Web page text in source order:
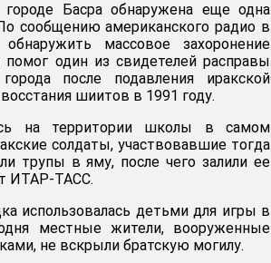
Басра обнаружена еще одна
сообщению американского радио в
массовое захоронение
один из свидетелей расправы
после подавления иракской
шиитов в 1991 году.
на территории школы в самом
солдаты, участвовавшие тогда
трупы в яму, после чего залили ее
ИТАР-ТАСС.
использовалась детьми для игры в
местные жители, вооруженные
не вскрыли братскую могилу.